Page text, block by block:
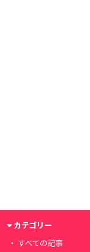
カテゴリー
すべての記事